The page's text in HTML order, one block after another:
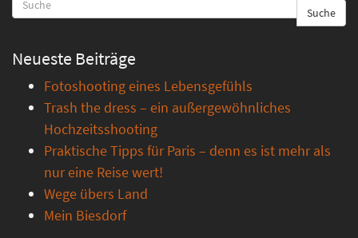
Suche
Neueste Beiträge
Fotoshooting eines Lebensgefühls
Trash the dress – ein außergewöhnliches
Hochzeitsshooting
Praktische Tipps für Paris – denn es ist mehr als
nur eine Reise wert!
Wege übers Land
Mein Biesdorf